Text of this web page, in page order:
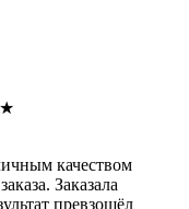
★
качеством
Заказала
превзошёл